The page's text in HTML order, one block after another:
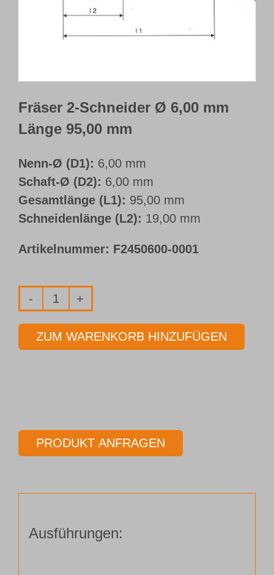
Webshop
Fräser 2-Schneider Ø 6,00 mm
Länge 95,00 mm
Nenn-Ø (D1): 6,00 mm
Schaft-Ø (D2): 6,00 mm
Gesamtlänge (L1): 95,00 mm
Schneidenlänge (L2): 19,00 mm
Artikelnummer: F2450600-0001
Fräser
2-
Schneider
95,00
mm
ZUM WARENKORB HINZUFÜGEN
PRODUKT ANFRAGEN
Ausführungen: